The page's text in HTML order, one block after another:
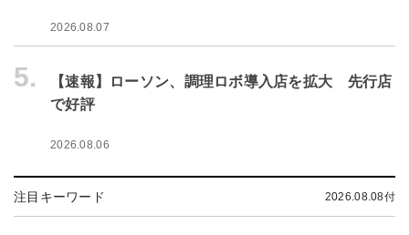
2026.08.07
5.
【速報】ローソン、調理ロボ導入店を拡大 先行店
で好評
2026.08.06
注目キーワード 2026.08.08付